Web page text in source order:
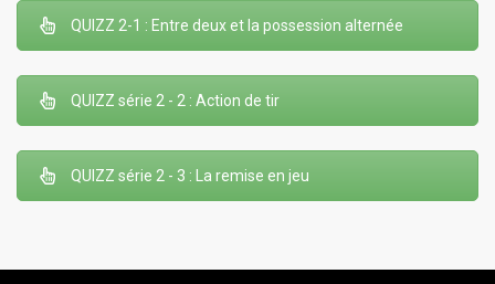
QUIZZ 2-1 : Entre deux et la possession alternée
QUIZZ série 2 - 2 : Action de tir
QUIZZ série 2 - 3 : La remise en jeu